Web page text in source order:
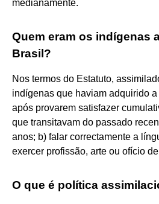
medianamente.
Quem eram os indígenas
Brasil?
Nos termos do Estatuto,
indígenas que haviam adquirido
após provarem satisfazer
que transitavam do passado
anos; b) falar correctamente a
exercer profissão, arte ou ofício
O que é política